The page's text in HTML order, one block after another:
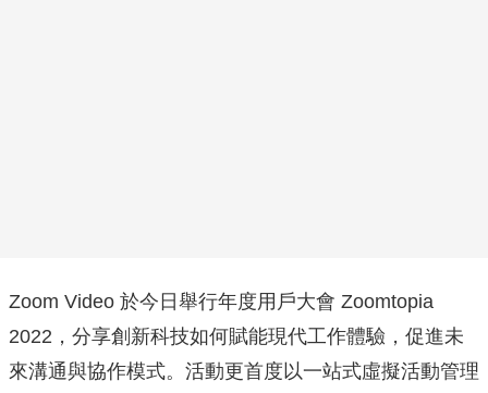
Zoom Video 於今日舉行年度用戶大會 Zoomtopia
2022，分享創新科技如何賦能現代工作體驗， 促進未
來溝通與協作模式。 活動更首度以一站式虛擬活動管理